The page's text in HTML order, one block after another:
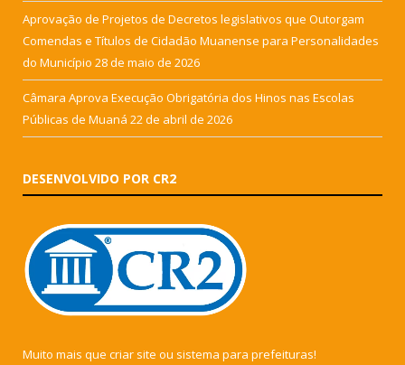
Aprovação de Projetos de Decretos legislativos que Outorgam
Comendas e Títulos de Cidadão Muanense para Personalidades
do Município 28 de maio de 2026
Câmara Aprova Execução Obrigatória dos Hinos nas Escolas
Públicas de Muaná 22 de abril de 2026
DESENVOLVIDO POR CR2
Muito mais que criar site ou sistema para prefeituras!